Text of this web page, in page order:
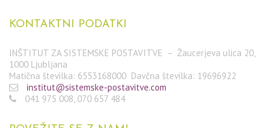
KONTAKTNI PODATKI
INŠTITUT ZA SISTEMSKE POSTAVITVE – Žaucerjeva ulica 20,
1000 Ljubljana
Matična številka: 6553168000 Davčna številka: 19696922
institut@sistemske-postavitve.com
041 975 008, 070 657 484